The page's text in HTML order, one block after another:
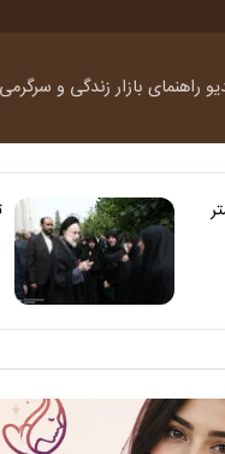
راهنمای بازارزندگی و سرگرمی